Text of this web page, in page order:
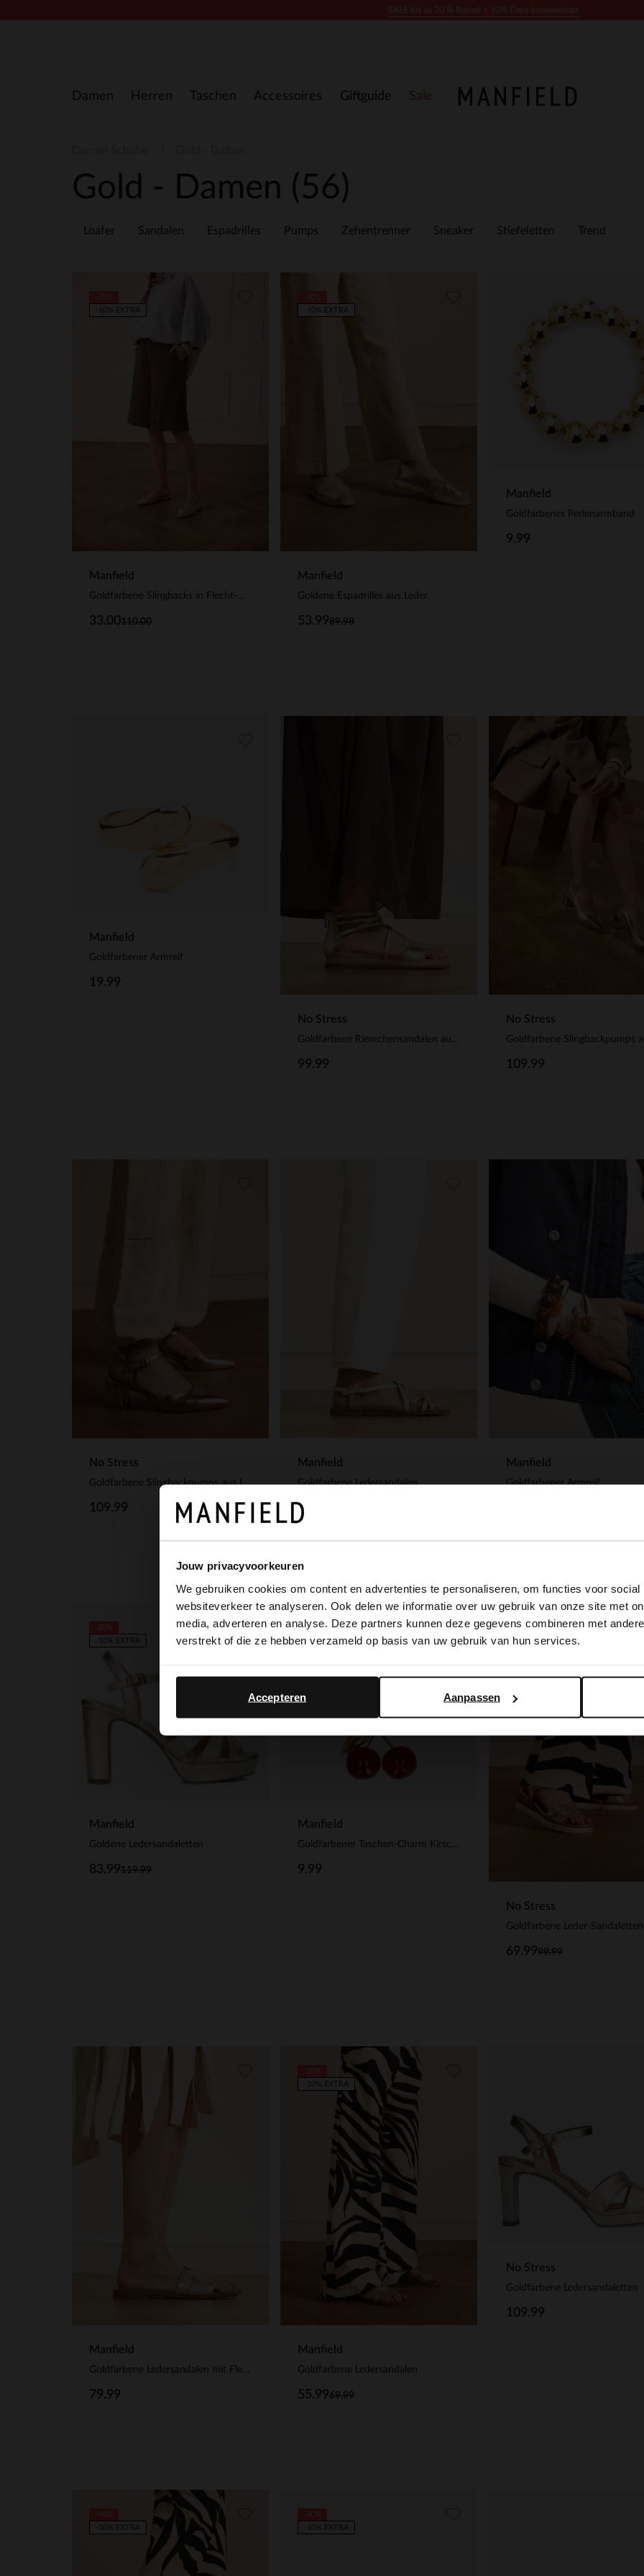
Jouw privacyvoorkeuren
We gebruiken cookies om content en advertenties te personaliseren, om functies voor social
websiteverkeer te analyseren. Ook delen we informatie over uw gebruik van onze site met
media, adverteren en analyse. Deze partners kunnen deze gegevens combineren met
verstrekt of die ze hebben verzameld op basis van uw gebruik van hun services.
Aanpassen
Accepteren
Damen Herren Taschen Accessoires Giftguide Sale
Gold - Damen (56)
Loafer Sandalen Espadrilles Pumps Zehentrenner Sneaker Stiefeletten Trend
Manfield
Goldfarbene Slingbacks in Flecht-Optik
110.00
33.00
-10% EXTRA
Manfield
Goldene Espadrilles aus Leder
89.98
53.99
-10% EXTRA
Manfield
Goldfarbenes Perlenarmband
9.99
Manfield
Goldfarbener Armreif
19.99
No Stress
Goldfarbene Riemchensandalen aus Leder
99.99
No Stress
109.99
No Stress
Goldfarbene Slingbackpumps aus Leder
109.99
Manfield
Goldfarbene Ledersandalen
69.99
Manfield
Goldfarbener Armreif
Manfield
Goldene Ledersandaletten
119.99
83.99
-10% EXTRA
Manfield
Goldfarbener Taschen-Charm Kirsche
9.99
No Stress
Goldfarbene Leder-Sandaletten
99.99
69.99
-30%
-10% EXTRA
Manfield
79.99
Manfield
Goldfarbene Ledersandalen
69.99
55.99
-10% EXTRA
No Stress
Goldfarbene Ledersandaletten
109.99
-10% EXTRA
-10% EXTRA
It looks like your language isn't Dutch. Would you like to